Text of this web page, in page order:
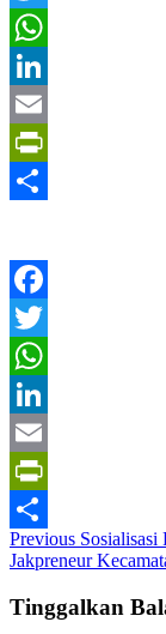
Twitter
WhatsApp
LinkedIn
Email
PrintFriendly
Facebook
Twitter
WhatsApp
LinkedIn
Email
PrintFriendly
Share
Post
navigation
Previous Sosialisasi
Jakpreneur
Tinggalkan